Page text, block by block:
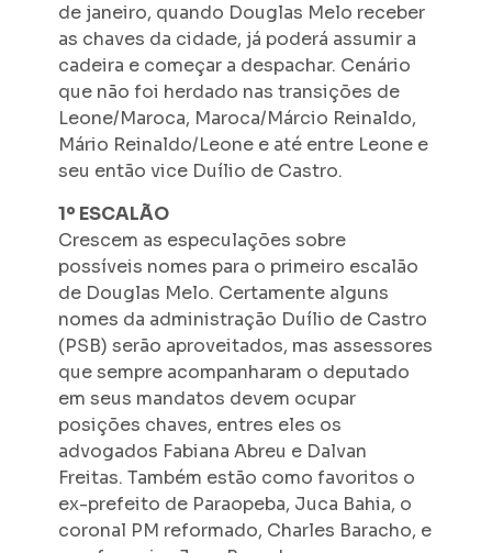
de janeiro, quando Douglas Melo receber
as chaves da cidade, já poderá assumir a
cadeira e começar a despachar. Cenário
que não foi herdado nas transições de
Leone/Maroca, Maroca/Márcio Reinaldo,
Mário Reinaldo/Leone e até entre Leone e
seu então vice Duílio de Castro.
1º ESCALÃO
Crescem as especulações sobre
possíveis nomes para o primeiro escalão
de Douglas Melo. Certamente alguns
nomes da administração Duílio de Castro
(PSB) serão aproveitados, mas assessores
que sempre acompanharam o deputado
em seus mandatos devem ocupar
posições chaves, entres eles os
advogados Fabiana Abreu e Dalvan
Freitas. Também estão como favoritos o
ex-prefeito de Paraopeba, Juca Bahia, o
coronal PM reformado, Charles Baracho, e